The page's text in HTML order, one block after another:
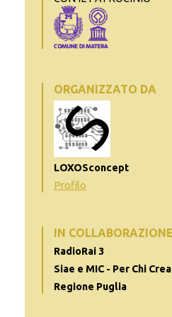
ORGANIZZATO DA
LOXOSconcept
Profilo
IN
RadioRai 3
Siae e MIC - Per Chi Crea
Regione Puglia